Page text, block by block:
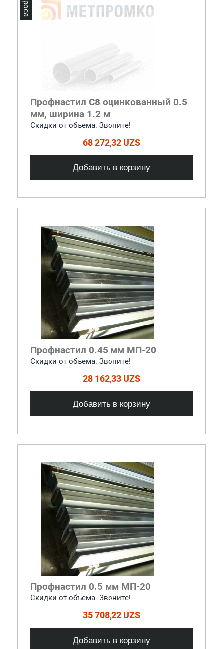
Профнастил С8 оцинкованный 0.5
мм, ширина 1.2 м
Скидки от объема. Звоните!
68 272,32 UZS
Добавить в корзину
Профнастил 0.45 мм МП-20
Скидки от объема. Звоните!
28 162,33 UZS
Добавить в корзину
Профнастил 0.5 мм МП-20
Скидки от объема. Звоните!
35 708,22 UZS
Добавить в корзину